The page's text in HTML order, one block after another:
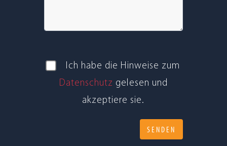
Ich habe die Hin­weise zum
Daten­schutz gele­sen und
akzep­tiere sie.